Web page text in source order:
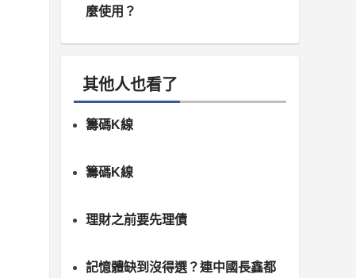
麼使用？
其他人也看了
籌碼K線
籌碼K線
理財之前要先理債
記憶體缺到沒得選？連中國長鑫都